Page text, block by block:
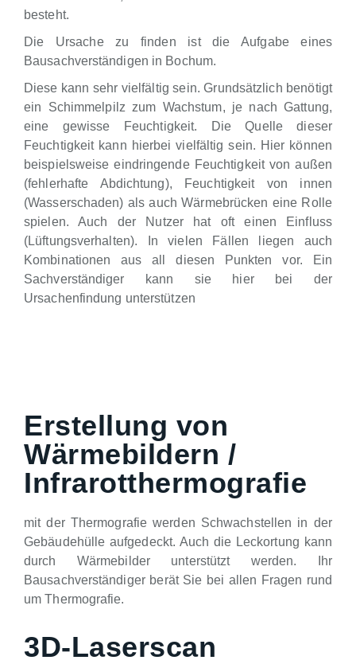
besteht.
Die Ursache zu finden ist die Aufgabe eines
Bausachverständigen in Bochum.
Diese kann sehr vielfältig sein. Grundsätzlich benötigt
ein Schimmelpilz zum Wachstum, je nach Gattung,
eine gewisse Feuchtigkeit. Die Quelle dieser
Feuchtigkeit kann hierbei vielfältig sein. Hier können
beispielsweise eindringende Feuchtigkeit von außen
(fehlerhafte Abdichtung), Feuchtigkeit von innen
(Wasserschaden) als auch Wärmebrücken eine Rolle
spielen. Auch der Nutzer hat oft einen Einfluss
(Lüftungsverhalten). In vielen Fällen liegen auch
Kombinationen aus all diesen Punkten vor. Ein
Sachverständiger kann sie hier bei der
Ursachenfindung unterstützen
Erstellung von
Wärmebildern /
Infrarotthermografie
mit der Thermografie werden Schwachstellen in der
Gebäudehülle aufgedeckt. Auch die Leckortung kann
durch Wärmebilder unterstützt werden. Ihr
Bausachverständiger berät Sie bei allen Fragen rund
um Thermografie.
3D-Laserscan